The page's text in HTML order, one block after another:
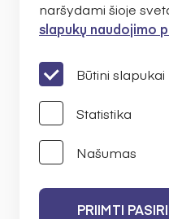
PRANEŠIMAI
naršydami šioje
slapukų naudojimo
Būtini slapukai
Statistika
Našumas
PRIIMTI